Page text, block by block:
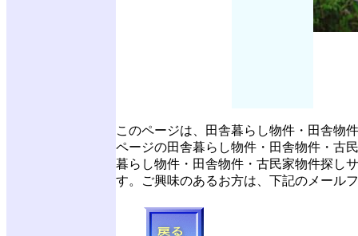
このページは、田舎暮らし物件・田舎物
ページの田舎暮らし物件・田舎物件・古
暮らし物件・田舎物件・古民家物件探し
す。ご興味のあるお方は、下記のメール